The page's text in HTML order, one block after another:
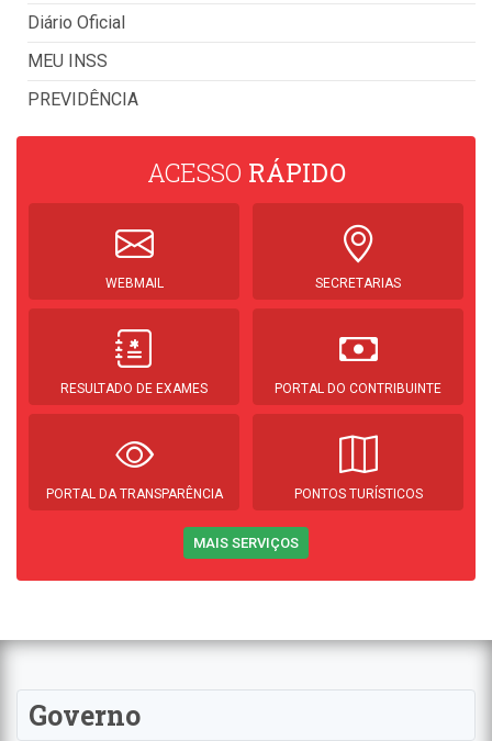
Diário Oficial
MEU INSS
PREVIDÊNCIA
ACESSO RÁPIDO
WEBMAIL SECRETARIAS
RESULTADO DE EXAMES PORTAL DO CONTRIBUINTE
PORTAL DA TRANSPARÊNCIA PONTOS TURÍSTICOS
MAIS SERVIÇOS
Governo